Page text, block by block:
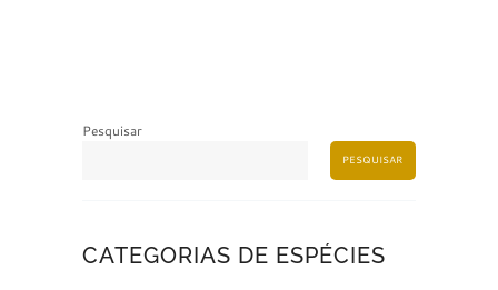
Pesquisar
PESQUISAR
CATEGORIAS DE ESPÉCIES